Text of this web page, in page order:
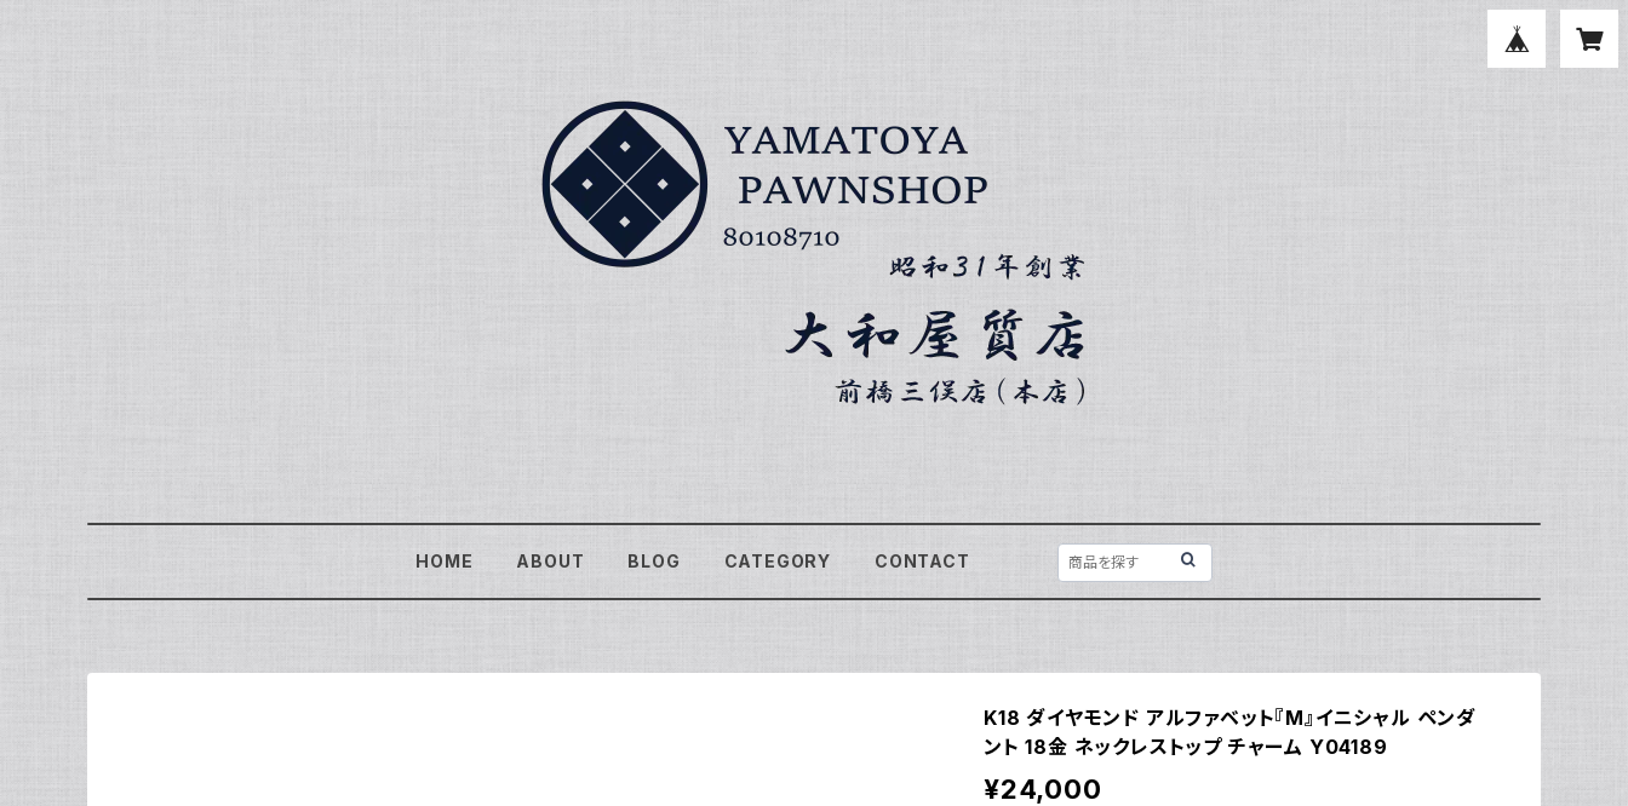
HOME ABOUT BLOG CATEGORY CONTACT
K18 ダイヤモンド アルファベット『M』イニシャル ペンダ
ント 18金 ネックレストップ チャーム Y04189
¥24,000